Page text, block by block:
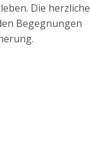
Die herz­li­che
Begeg­nun­gen